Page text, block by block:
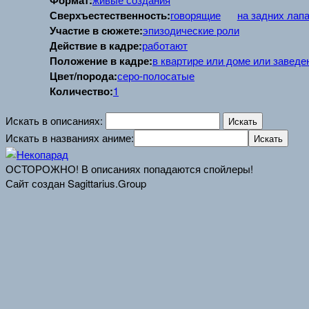
Сверхъестественность:говорящие на задних
Участие в сюжете:эпизодические роли
Действие в кадре:работают
Положение в кадре:в квартире или доме или
Цвет/порода:серо-полосатые
Количество:1
Искать в описаниях:
Искать в названиях аниме:
ОСТОРОЖНО! В описаниях попадаются спойлеры!
Сайт создан Sagittarius.Group